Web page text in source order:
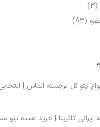
(3)
(83)
پتو گل برجسته الماس |
ایرانی کاترینا | خرید عمده پتو